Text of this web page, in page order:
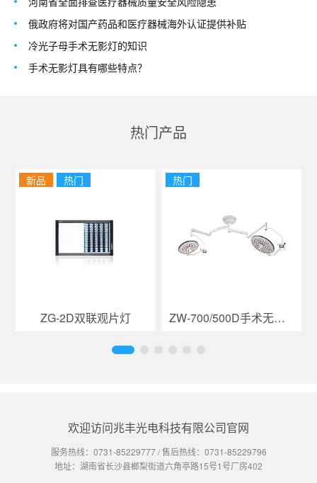
俄政府将对国产药品和医疗器械海外认证提供补贴
冷光子母手术无影灯的知识
手术无影灯具有哪些特点？
热门产品
新品 热门
ZG-2D双联观片灯
热门
ZW-700/500D手术无影灯
欢迎访问兆丰光电科技有限公司官网
服务热线： 0731-85229777/ 售后热线： 0731-85229796
地址：湖南省长沙县榔梨街道六角亭路15号1号厂房402